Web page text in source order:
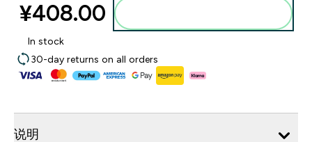
¥408.00‎
In stock
30-day returns on all orders
说明